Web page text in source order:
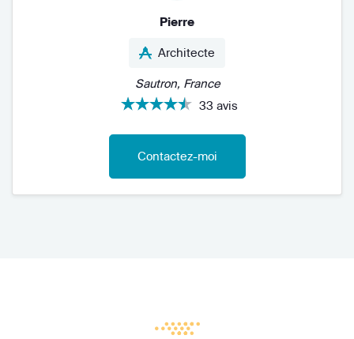
Pierre
Architecte
Sautron, France
33 avis
Contactez-moi